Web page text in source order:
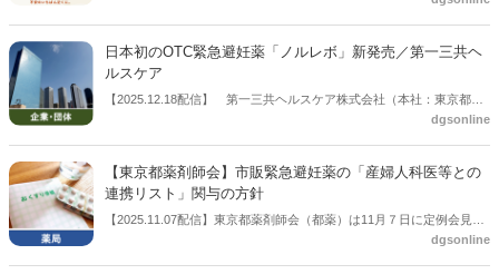
サポートすると公表した。同剤の発売は２月２日。製品の詳しい情報
や購⼊・服⽤の流れ、服⽤前セルフチェック ページなどを掲載したブ
ランドサイト（https://www.daiichisankyo-hc.co.jp/site_norlevo/）も同
日、公開した。
日本初のOTC緊急避妊薬「ノルレボ」新発売／第一三共ヘ
ルスケア
【2025.12.18配信】 第一三共ヘルスケア株式会社（本社：東京都中
央区、社長：内田高広氏）は12月18日、日本初となるOTC緊急避妊薬
表した。価格（メーカー希望小売価格）は１錠 ６８００円（税込み
７４８０円）。
dgsonline
【東京都薬剤師会】市販緊急避妊薬の「産婦人科医等との
連携リスト」関与の方針
【2025.11.07配信】東京都薬剤師会（都薬）は11月７日に定例会見を
開いた。その中で、市販化の見通しとなった緊急避妊薬の販売条件と
dgsonline